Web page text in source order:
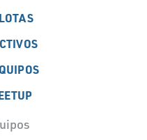
de